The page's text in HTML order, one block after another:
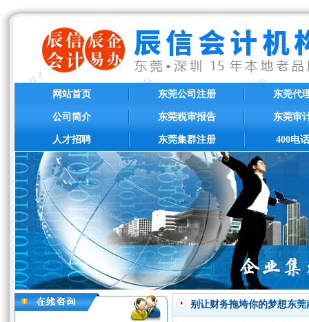
网站首页
公司简介
人才招聘
东莞公司注册
东莞税审报告
东莞集群注册
东莞代
东莞审
400电
别让财务拖垮你的梦想东